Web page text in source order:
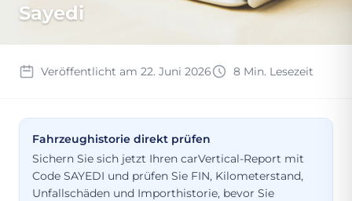
Sayedi
Veröffentlicht am 22. Juni 2026 8 Min. Lesezeit
Fahrzeughistorie direkt prüfen
Sichern Sie sich jetzt Ihren carVertical-Report mit
Code SAYEDI und prüfen Sie FIN, Kilometerstand,
Unfallschäden und Importhistorie, bevor Sie